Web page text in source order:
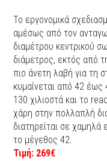
Το εργονομικά
αμέσως από τον
διαμέτρου κεντρικού
διάμετρος, εκτός από
πιο άνετη λαβή για τη
κυμαίνεται από 42
130 χιλιοστά και το
χάρη στην πολλαπλή
διατηρείται σε χαμηλά
το μέγεθος 42.
Τιμή: 269€